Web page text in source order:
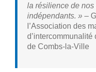
la résilience de
indépendants. » –
l’Association des
de Combs-la-Ville